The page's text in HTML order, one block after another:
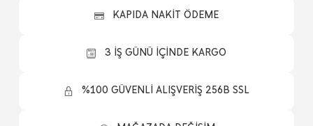
KAPIDA NAKİT ÖDEME
3 İŞ GÜNÜ İÇİNDE KARGO
%100 GÜVENLİ ALIŞVERİŞ 256B SSL